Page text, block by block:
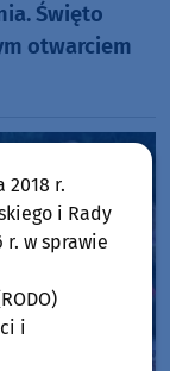
Święto
otwarciem
2018 r.
i Rady
r. w sprawie
i